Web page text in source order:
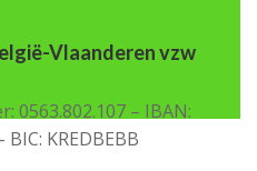
Vlaanderen vzw
0563.802.107 – IBAN:
KREDBEBB